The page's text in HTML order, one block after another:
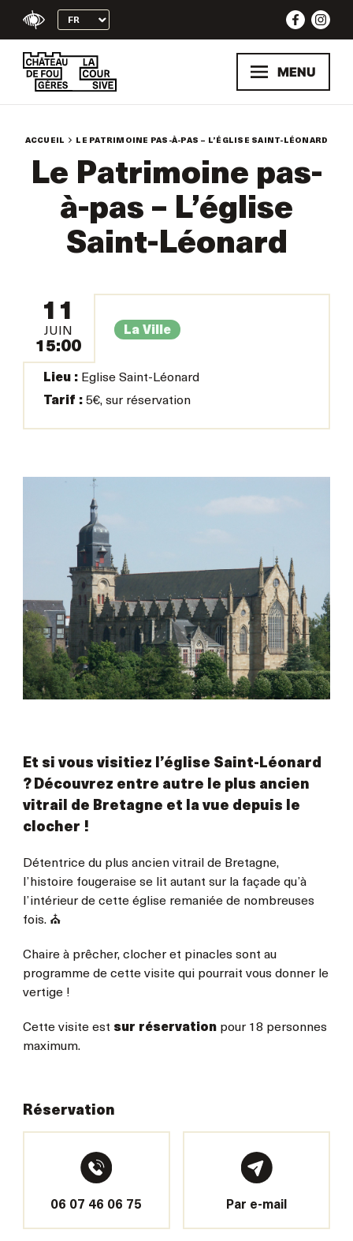
MENU
ACCUEIL LE PATRIMOINE PAS-À-PAS – L’ÉGLISE SAINT-LÉONARD
Le Patrimoine pas-
à-pas – L’église
Saint-Léonard
11
JUIN
15:00
La Ville
Lieu :Eglise Saint-Léonard
Tarif :5€, sur réservation
Et si vous visitiez l’église Saint-Léonard
? Découvrez entre autre le plus ancien
vitrail de Bretagne et la vue depuis le
clocher !
Détentrice du plus ancien vitrail de Bretagne,
l’histoire fougeraise se lit autant sur la façade qu’à
l’intérieur de cette église remaniée de nombreuses
fois. ⛪
Chaire à prêcher, clocher et pinacles sont au
programme de cette visite qui pourrait vous donner le
vertige !
Cette visite est sur réservationpour 18 personnes
maximum.
Réservation
06 07 46 06 75 Par e-mail